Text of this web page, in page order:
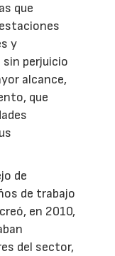
que
y
sin perjuicio
alcance,
que
de
de trabajo
en 2010,
del sector,